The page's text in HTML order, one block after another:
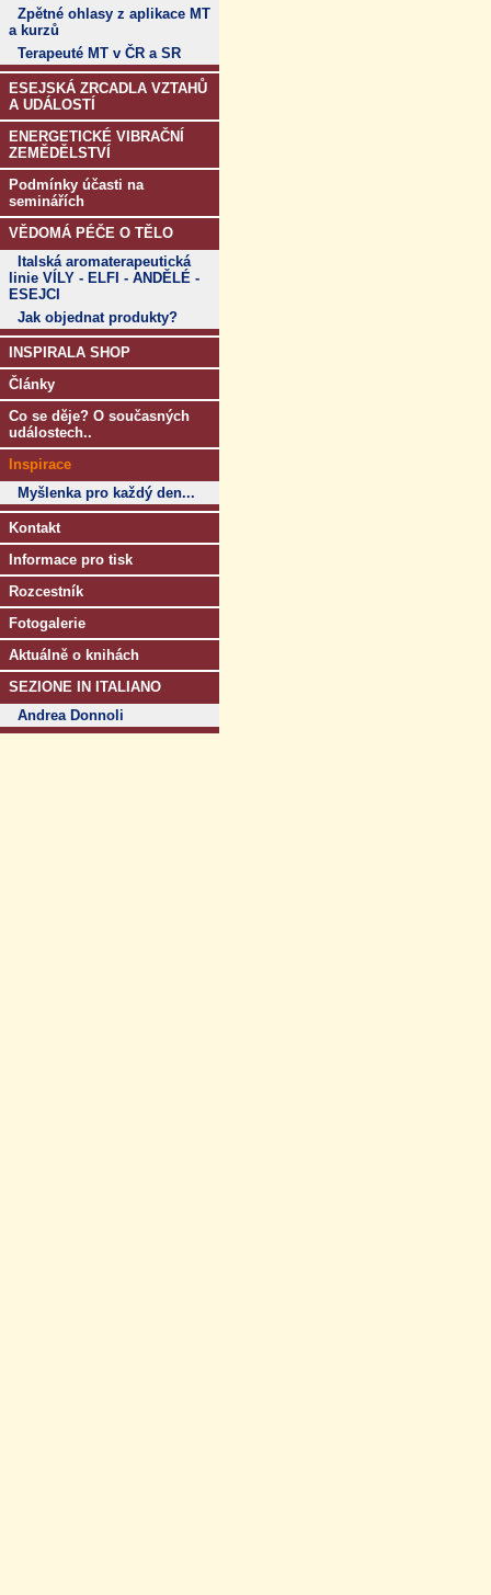
Zpětné ohlasy z aplikace MT
a kurzů
Terapeuté MT v ČR a SR
ESEJSKÁ ZRCADLA VZTAHŮ
A UDÁLOSTÍ
ENERGETICKÉ VIBRAČNÍ
ZEMĚDĚLSTVÍ
Podmínky účasti na
seminářích
VĚDOMÁ PÉČE O TĚLO
Italská aromaterapeutická
linie VÍLY - ELFI - ANDĚLÉ -
ESEJCI
Jak objednat produkty?
INSPIRALA SHOP
Články
Co se děje? O současných
událostech..
Inspirace
Myšlenka pro každý den...
Kontakt
Informace pro tisk
Rozcestník
Fotogalerie
Aktuálně o knihách
SEZIONE IN ITALIANO
Andrea Donnoli